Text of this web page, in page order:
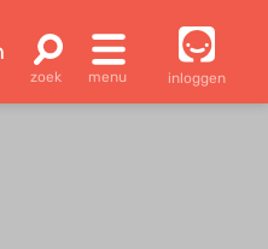
inloggen